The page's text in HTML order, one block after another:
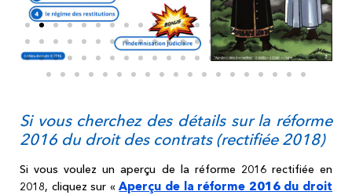
Si vous cherchez des détails sur la réforme
2016 du droit des contrats (rectifiée 2018)
Si vous voulez un aperçu de la réforme 2016 rectifiée en
2018, cliquez sur «Aperçu de la réforme 2016 du droit